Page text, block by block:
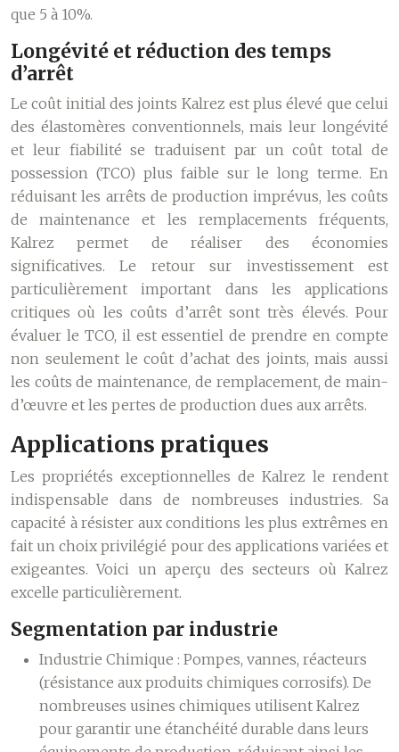
que 5 à 10%.
Longévité et réduction des temps
d’arrêt
Le coût initial des joints Kalrez est plus élevé que celui
des élastomères conventionnels, mais leur longévité
et leur fiabilité se traduisent par un coût total de
possession (TCO) plus faible sur le long terme. En
réduisant les arrêts de production imprévus, les coûts
de maintenance et les remplacements fréquents,
Kalrez permet de réaliser des économies
significatives. Le retour sur investissement est
particulièrement important dans les applications
critiques où les coûts d’arrêt sont très élevés. Pour
évaluer le TCO, il est essentiel de prendre en compte
non seulement le coût d’achat des joints, mais aussi
les coûts de maintenance, de remplacement, de main-
d’œuvre et les pertes de production dues aux arrêts.
Applications pratiques
Les propriétés exceptionnelles de Kalrez le rendent
indispensable dans de nombreuses industries. Sa
capacité à résister aux conditions les plus extrêmes en
fait un choix privilégié pour des applications variées et
exigeantes. Voici un aperçu des secteurs où Kalrez
excelle particulièrement.
Segmentation par industrie
Industrie Chimique : Pompes, vannes, réacteurs
(résistance aux produits chimiques corrosifs). De
nombreuses usines chimiques utilisent Kalrez
pour garantir une étanchéité durable dans leurs